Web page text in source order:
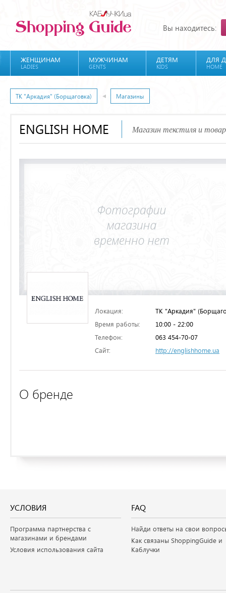
Вы находитесь:
ЖЕНЩИНАМ
LADIES
МУЖЧИНАМ
GENTS
ДЕТЯМ
KIDS
ДЛЯ
HOME
ТК "Аркадия" (Борщаговка) Магазины
ENGLISH HOME Магазин текстиля и
Локация:
ТК "Аркадия"
Время работы:
10:00 - 22:00
Телефон:
063 454-70-07
Сайт:
http://englishhome.ua
О бренде
УСЛОВИЯ
Программа партнерства с
магазинами и брендами
Условия использования сайта
FAQ
Найди ответы на свои
Как связаны ShoppingGuide и
Каблучки